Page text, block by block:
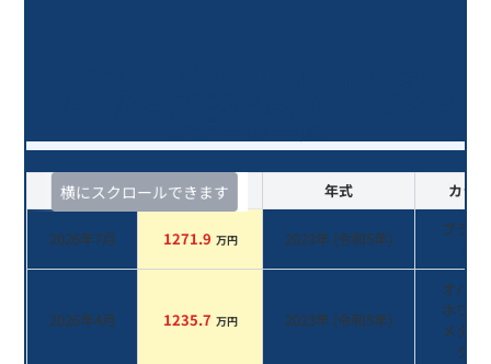
横にスクロールできます
査定時期 セルカ実績 年式 カラー
2026年7月 1271.9 万円 2023年 (令和5年)
ブラッ
系
2026年4月 1235.7 万円 2023年 (令和5年)
オパリ
ホワイ
メタリ
ク